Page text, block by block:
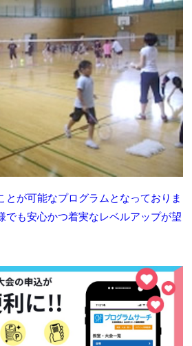
とが可能なプログラムとなっておりま
でも安心かつ着実なレベルアップが望